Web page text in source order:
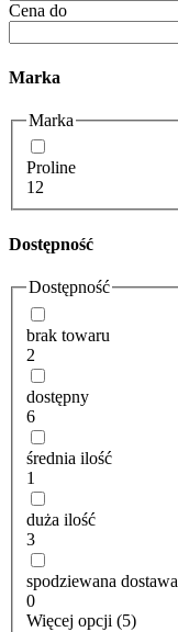
Cena do
Marka
Marka
Proline
12
Dostępność
Dostępność
brak towaru
2
dostępny
6
średnia ilość
1
duża ilość
3
spodziewana dostawa
0
Więcej opcji (5)